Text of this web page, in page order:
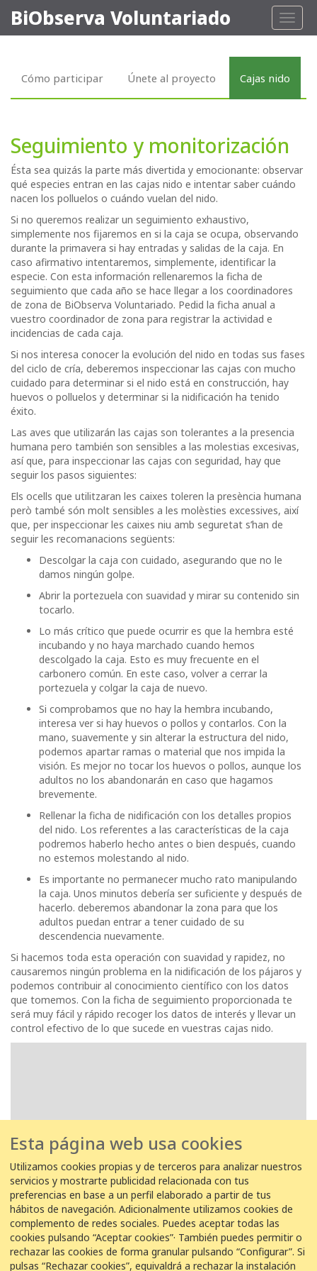
Toggle
BiObserva Voluntariado
Cómo participar Únete al proyecto Cajas nido
Seguimiento y monitorización
Ésta sea quizás la parte más divertida y emocionante: observar
qué especies entran en las cajas nido e intentar saber cuándo
nacen los polluelos o cuándo vuelan del nido.
Si no queremos realizar un seguimiento exhaustivo,
simplemente nos fijaremos en si la caja se ocupa, observando
durante la primavera si hay entradas y salidas de la caja. En
caso afirmativo intentaremos, simplemente, identificar la
especie. Con esta información rellenaremos la ficha de
seguimiento que cada año se hace llegar a los coordinadores
de zona de BiObserva Voluntariado. Pedid la ficha anual a
vuestro coordinador de zona para registrar la actividad e
incidencias de cada caja.
Si nos interesa conocer la evolución del nido en todas sus fases
del ciclo de cría, deberemos inspeccionar las cajas con mucho
cuidado para determinar si el nido está en construcción, hay
huevos o polluelos y determinar si la nidificación ha tenido
éxito.
Las aves que utilizarán las cajas son tolerantes a la presencia
humana pero también son sensibles a las molestias excesivas,
así que, para inspeccionar las cajas con seguridad, hay que
seguir los pasos siguientes:
Els ocells que utilitzaran les caixes toleren la presència humana
però també són molt sensibles a les molèsties excessives, així
que, per inspeccionar les caixes niu amb seguretat s’han de
seguir les recomanacions següents:
Descolgar la caja con cuidado, asegurando que no le
damos ningún golpe.
Abrir la portezuela con suavidad y mirar su contenido sin
tocarlo.
Lo más crítico que puede ocurrir es que la hembra esté
incubando y no haya marchado cuando hemos
descolgado la caja. Esto es muy frecuente en el
carbonero común. En este caso, volver a cerrar la
portezuela y colgar la caja de nuevo.
Si comprobamos que no hay la hembra incubando,
interesa ver si hay huevos o pollos y contarlos. Con la
mano, suavemente y sin alterar la estructura del nido,
podemos apartar ramas o material que nos impida la
visión. Es mejor no tocar los huevos o pollos, aunque los
adultos no los abandonarán en caso que hagamos
brevemente.
Rellenar la ficha de nidificación con los detalles propios
del nido. Los referentes a las características de la caja
podremos haberlo hecho antes o bien después, cuando
no estemos molestando al nido.
Es importante no permanecer mucho rato manipulando
la caja. Unos minutos debería ser suficiente y después de
hacerlo. deberemos abandonar la zona para que los
adultos puedan entrar a tener cuidado de su
descendencia nuevamente.
Si hacemos toda esta operación con suavidad y rapidez, no
causaremos ningún problema en la nidificación de los pájaros y
podemos contribuir al conocimiento científico con los datos
que tomemos. Con la ficha de seguimiento proporcionada te
será muy fácil y rápido recoger los datos de interés y llevar un
control efectivo de lo que sucede en vuestras cajas nido.
Esta página web usa cookies
Utilizamos cookies propias y de terceros para analizar nuestros
servicios y mostrarte publicidad relacionada con tus
preferencias en base a un perfil elaborado a partir de tus
hábitos de navegación. Adicionalmente utilizamos cookies de
complemento de redes sociales. Puedes aceptar todas las
cookies pulsando “Aceptar cookies”· También puedes permitir o
rechazar las cookies de forma granular pulsando “Configurar”. Si
pulsas “Rechazar cookies”, equivaldrá a rechazar la instalación